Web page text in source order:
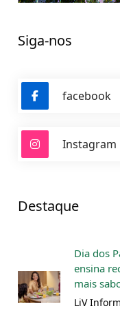
Siga-nos
facebook
Instagram
Destaque
Dia dos
ensina
mais
LiV